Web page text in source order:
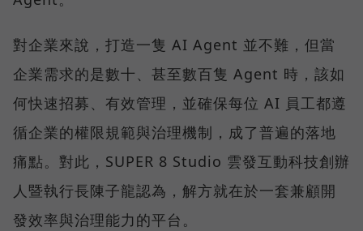
對企業來說，打造一隻 AI Agent 並不難，但當
企業需求的是數十、甚至數百隻 Agent 時，該如
何快速招募、有效管理，並確保每位 AI 員工都遵
循企業的權限規範與治理機制，成了普遍的落地
痛點。對此，SUPER 8 Studio 雲發互動科技創辦
人暨執行長陳子龍認為，解方就在於一套兼顧開
發效率與治理能力的平台。